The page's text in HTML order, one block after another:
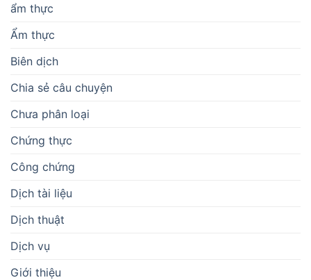
ẩm thực
Ẩm thực
Biên dịch
Chia sẻ câu chuyện
Chưa phân loại
Chứng thực
Công chứng
Dịch tài liệu
Dịch thuật
Dịch vụ
Giới thiệu